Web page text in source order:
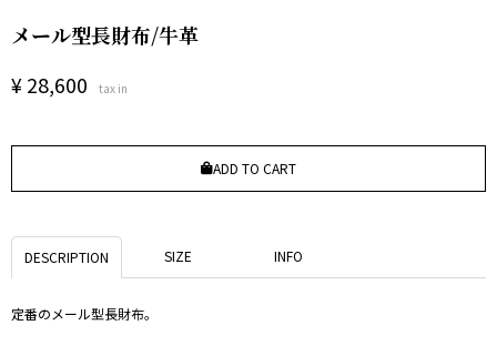
メール型長財布/牛革
¥28,600 tax in
ADD TO CART
DESCRIPTION SIZE INFO
定番のメール型長財布。